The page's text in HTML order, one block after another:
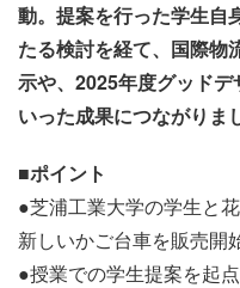
動。提案を行った学生自
たる検討を経て、国際物
示や、2025年度グッド
いった成果につながりま
■ポイント
●芝浦工業大学の学生と
新しいかご台車を販売開
●授業での学生提案を起